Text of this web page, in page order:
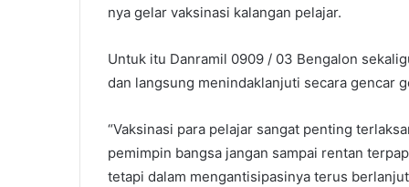
nya gelar vaksinasi kalangan pelajar.
Untuk itu Danramil 0909 / 03 Bengalon
dan langsung menindaklanjuti secara gencar
“Vaksinasi para pelajar sangat penting
pemimpin bangsa jangan sampai rentan
tetapi dalam mengantisipasinya terus